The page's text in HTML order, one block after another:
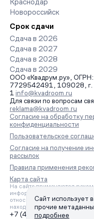
Краснодар
Новороссийск
Срок сдачи
Сдача в 2026
Сдача в 2027
Сдача в 2028
Сдача в 2029
ООО «Квадрум.ру»,
7729542491, 109028, г.
1 info@kvadroom.ru
Для связи по вопросам
reklama@kvadroom.ru
Согласие на обработку
конфиденциальности
Пользовательское
Согласие на получение
рассылок
Правила применения
Карта сайта
На сайте применяются
информации на основе
относящихся к
находящихся на территории
+7 (495) 157-88-80
Сайт использует
прочие
подробнее